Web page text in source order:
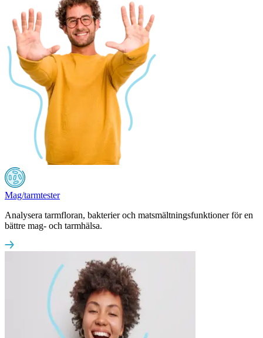
Mag/tarmtester
Analysera tarmfloran, bakterier och matsmältningsfunktioner för en
bättre mag- och tarmhälsa.